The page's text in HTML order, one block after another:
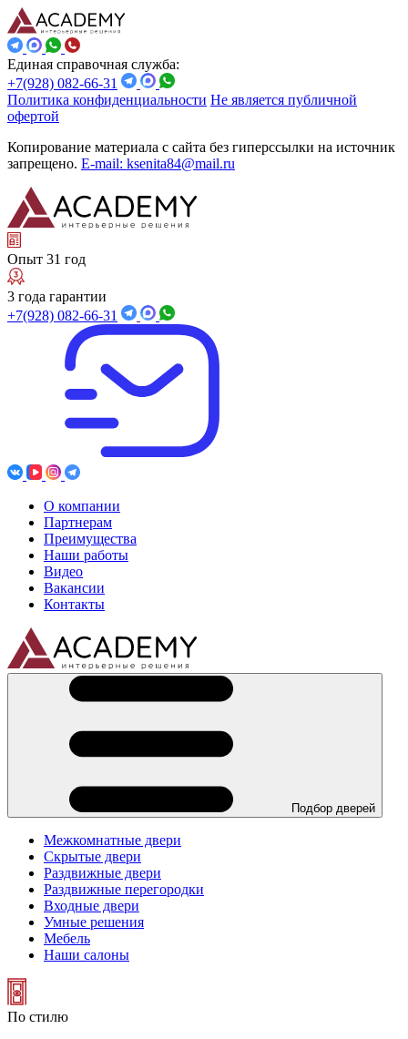
Единая справочная служба:
+7(928) 082-66-31
Политика конфиденциальности Не является публичной
офертой
Копирование материала с сайта без гиперссылки на источник
запрещено. E-mail: ksenita84@mail.ru
Опыт 31 год
3 года гарантии
+7(928) 082-66-31
О компании
Партнерам
Преимущества
Наши работы
Видео
Вакансии
Контакты
Подбор дверей
Межкомнатные двери
Скрытые двери
Раздвижные двери
Раздвижные перегородки
Входные двери
Умные решения
Мебель
Наши салоны
По стилю